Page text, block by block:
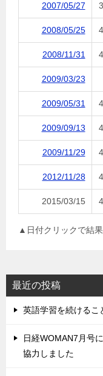
2007/05/27
2008/05/25
2008/11/31
2009/03/23
2009/05/31
2009/09/13
2009/11/29
2012/11/28
2015/03/15
▲日付クリックで結果
最近の投稿
英語学習を続けるこ
日経WOMAN7月号
協力しました